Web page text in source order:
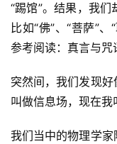
“踢馆”。结果，我们
比如“佛”、“菩萨”
参考阅读：真言与咒
突然间，我们发现
叫做信息场，现在我
我们当中的物理学